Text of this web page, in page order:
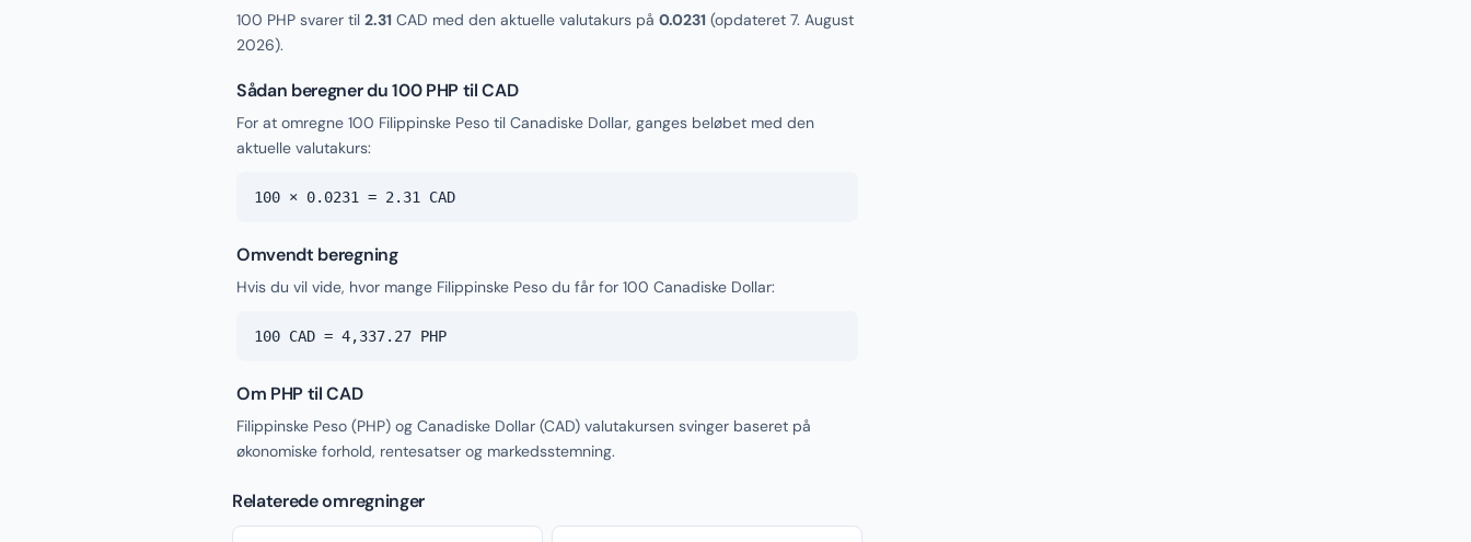
100 PHP svarer til 2.31 CAD med den aktuelle valutakurs på 0.0231 (opdateret 7. August
2026).
Sådan beregner du 100 PHP til CAD
For at omregne 100 Filippinske Peso til Canadiske Dollar, ganges beløbet med den
aktuelle valutakurs:
100 × 0.0231 = 2.31 CAD
Omvendt beregning
Hvis du vil vide, hvor mange Filippinske Peso du får for 100 Canadiske Dollar:
100 CAD = 4,337.27 PHP
Om PHP til CAD
Filippinske Peso (PHP) og Canadiske Dollar (CAD) valutakursen svinger baseret på
økonomiske forhold, rentesatser og markedsstemning.
Relaterede omregninger